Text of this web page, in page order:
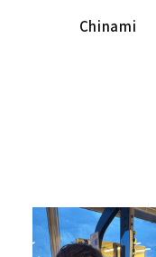
Chinami